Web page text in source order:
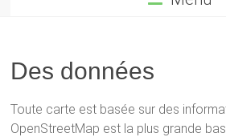
Des données
Toute carte est basée sur des
OpenStreetMap est la plus grande